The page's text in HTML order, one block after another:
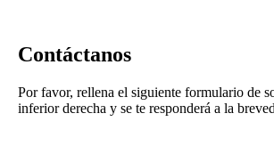
Contáctanos
Por favor, rellena el siguiente formulario de
inferior derecha y se te responderá a la